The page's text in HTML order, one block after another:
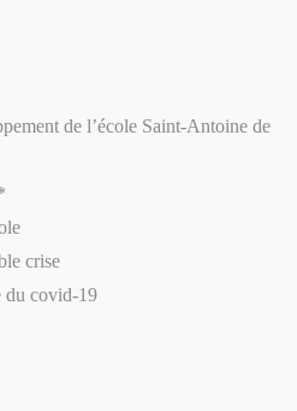
de l’école Saint-Antoine de
crise
du covid-19